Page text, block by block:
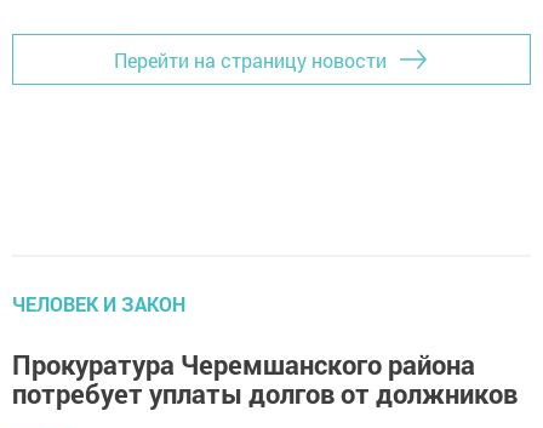
Перейти на страницу новости
ЧЕЛОВЕК И ЗАКОН
Прокуратура Черемшанского района
потребует уплаты долгов от должников